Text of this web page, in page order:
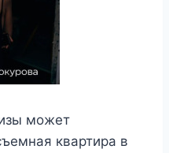
может
квартира в